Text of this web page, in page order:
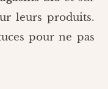
leurs produits.
pour ne pas